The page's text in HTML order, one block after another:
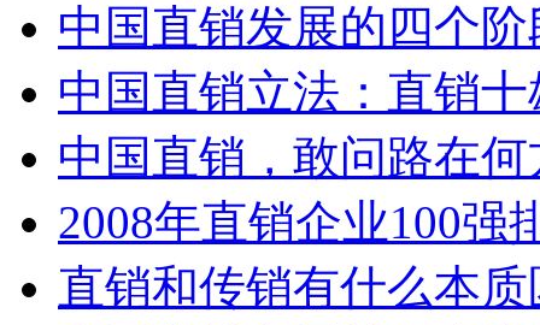
中国直销发展的四个阶
中国直销立法：直销
中国直销，敢问路在何
2008年直销企业100强
直销和传销有什么本质